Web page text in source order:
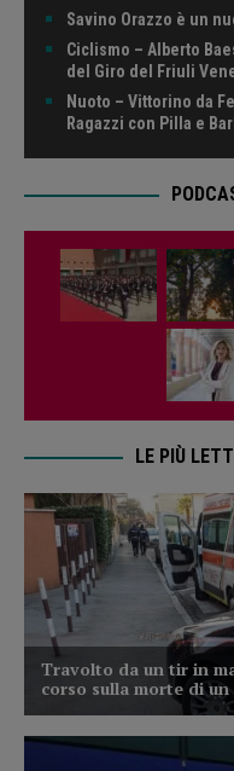
Savino Orazzo è un
Ciclismo – Alberto
del Giro del Friuli
Nuoto – Vittorino da
Ragazzi con Pilla e
LE PIÙ